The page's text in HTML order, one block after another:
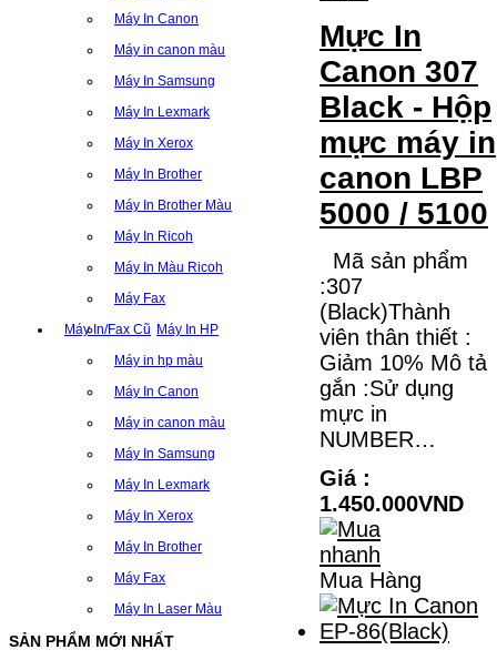
Máy In Canon
Máy in canon màu
Máy In Samsung
Máy In Lexmark
Máy In Xerox
Máy In Brother
Máy In Brother Màu
Máy In Ricoh
Máy In Màu Ricoh
Máy Fax
Máy In/Fax Cũ Máy In HP
Máy in hp màu
Máy In Canon
Máy in canon màu
Máy In Samsung
Máy In Lexmark
Máy In Xerox
Máy In Brother
Máy Fax
Máy In Laser Màu
SẢN PHẨM MỚI NHẤT
Mực In
Canon 307
Black - Hộp
mực máy in
canon LBP
5000 / 5100
Mã sản phẩm
:307
(Black)Thành
viên thân thiết :
Giảm 10% Mô tả
gắn :Sử dụng
mực in
NUMBER…
Giá :
1.450.000VND
Mua Hàng